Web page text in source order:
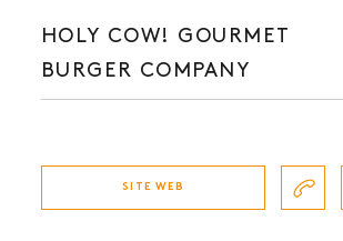
HOLY COW! GOURMET
BURGER COMPANY
SITE WEB